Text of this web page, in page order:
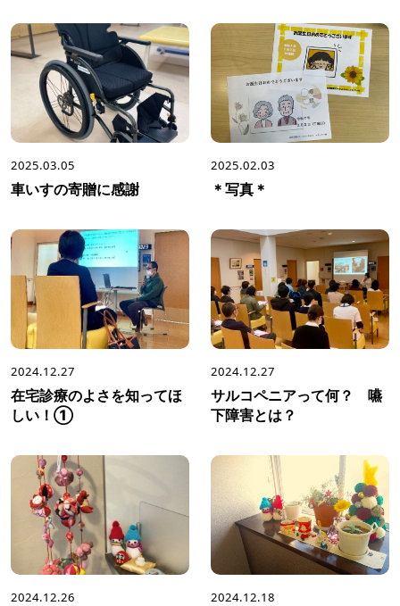
2025.03.05
車いすの寄贈に感謝
2025.02.03
＊写真＊
2024.12.27
在宅診療のよさを知ってほ
しい！①
2024.12.27
サルコペニアって何？ 嚥
下障害とは？
2024.12.26 2024.12.18